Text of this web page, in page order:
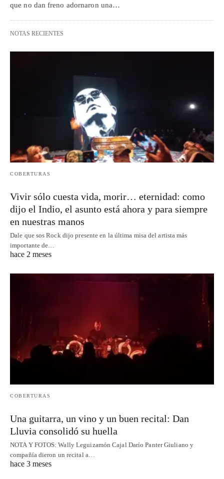
que no dan freno adornaron una…
NOTAS RECIENTES
COBERTURAS
Vivir sólo cuesta vida, morir… eternidad: como
dijo el Indio, el asunto está ahora y para siempre
en nuestras manos
Dale que sos Rock dijo presente en la última misa del artista más
importante de…
hace 2 meses
COBERTURAS
Una guitarra, un vino y un buen recital: Dan
Lluvia consolidó su huella
NOTA Y FOTOS: Wally Leguizamón Cajal Darío Panter Giuliano y
compañía dieron un recital a…
hace 3 meses